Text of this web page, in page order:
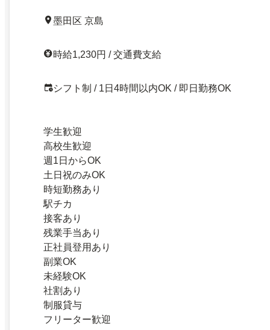
墨田区 京島
時給1,230円 / 交通費支給
シフト制 / 1日4時間以内OK / 即日勤務OK
学生歓迎
高校生歓迎
週1日からOK
土日祝のみOK
時短勤務あり
駅チカ
接客あり
残業手当あり
正社員登用あり
副業OK
未経験OK
社割あり
制服貸与
フリーター歓迎